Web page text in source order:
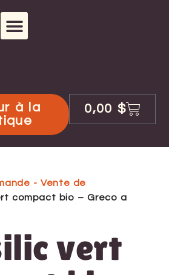
à la
0,00 $
- Vente de
compact bio – Greco a
vert